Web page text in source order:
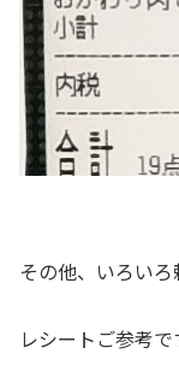
その他、いろいろ
レシートご参考で